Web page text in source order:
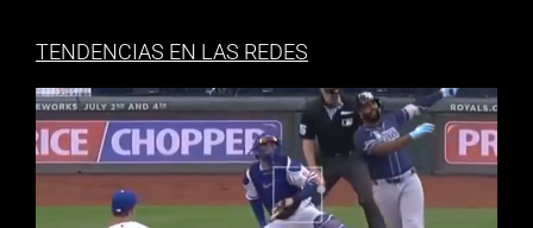
TENDENCIAS EN LAS REDES